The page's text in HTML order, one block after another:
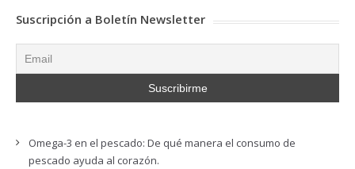
Suscripción a Boletín Newsletter
Omega-3 en el pescado: De qué manera el consumo de
pescado ayuda al corazón.